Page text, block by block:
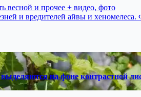
весной и прочее + видео, фото
и вредителей айвы и
на фоне контрастной